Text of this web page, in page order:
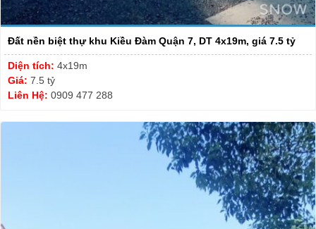
Đất nền biệt thự khu Kiều Đàm Quận 7, DT 4x19m, giá 7.5 tỷ
Diện tích: 4x19m
Giá: 7.5 tỷ
Liên Hệ: 0909 477 288